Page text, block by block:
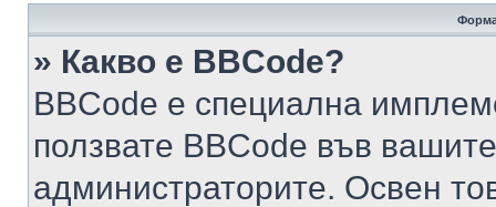
» Какво е BBCode?
BBCode е специална
ползвате BBCode във
администраторите. Освен